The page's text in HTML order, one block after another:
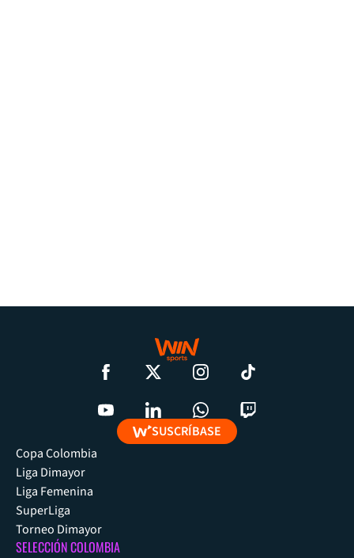
SUSCRÍBASE
Copa Colombia
Liga Dimayor
Liga Femenina
SuperLiga
Torneo Dimayor
SELECCIÓN COLOMBIA